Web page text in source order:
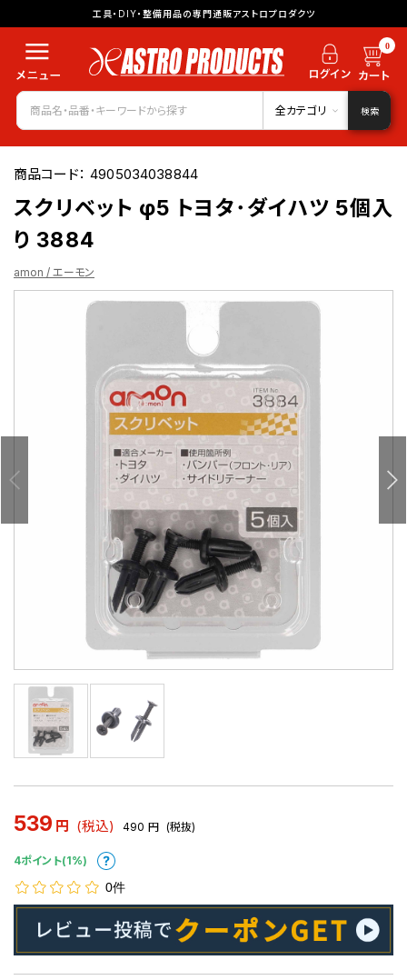
工具・DIY・整備用品の専門通販アストロプロダクツ
0
全カテゴリ 検索
商品コード：4905034038844
スクリベット φ5 トヨタ･ダイハツ 5個入
り 3884
amon / エーモン
539 円 (税込) 490 円 (税抜)
4ポイント(1%)
0件